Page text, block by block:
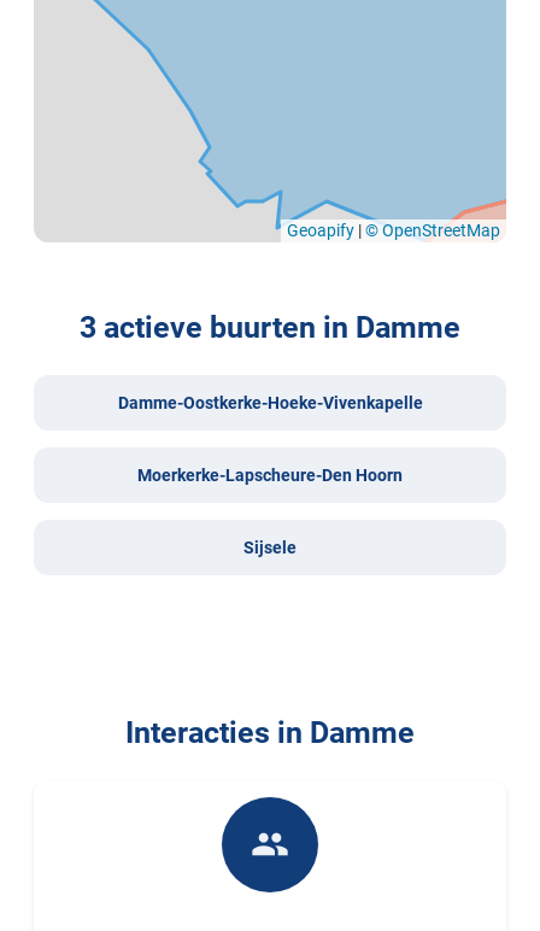
Geoapify |© OpenStreetMap
3 actieve buurten in Damme
Damme-Oostkerke-Hoeke-Vivenkapelle
Moerkerke-Lapscheure-Den Hoorn
Sijsele
Interacties in Damme
people